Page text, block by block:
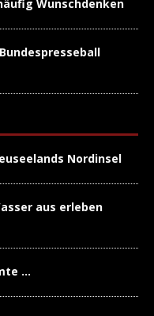
Wunschdenken
Nordinsel
aus erleben
…